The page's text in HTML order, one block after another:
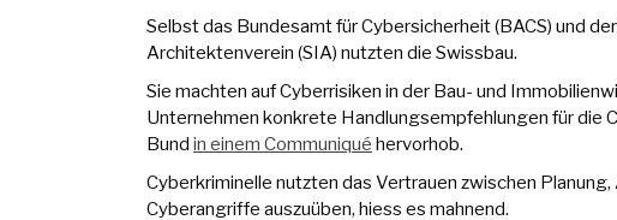
Selbst das Bundesamt für Cybersicherheit (BACS) und
Architektenverein (SIA) nutzten die Swissbau.
Sie machten auf Cyberrisiken in der Bau- und
Unternehmen konkrete Handlungsempfehlungen für die
Bund in einem Communiqué hervorhob.
Cyberkriminelle nutzten das Vertrauen zwischen
Cyberangriffe auszuüben, hiess es mahnend.